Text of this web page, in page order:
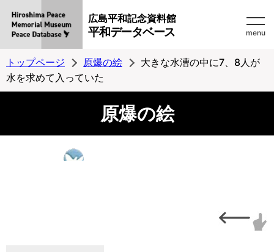
広島平和記念資料館
平和データベース menu
トップページ 原爆の絵
大きな水漕の中に7、8人が
水を求めて入っていた
原爆の絵